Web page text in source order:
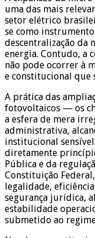
uma das mais
setor elétrico
se como
descentralização da
energia. Contudo, a
não pode ocorrer à
e constitucional que
A prática das
fotovoltaicos — os
a esfera de mera
administrativa,
institucional
diretamente
Pública e da
Constituição
legalidade,
segurança jurídica,
estabilidade
submetido ao